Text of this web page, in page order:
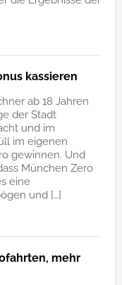
kassieren
ab 18 Jahren
der Stadt
und im
im eigenen
gewinnen. Und
München Zero
eine
und […]
mehr